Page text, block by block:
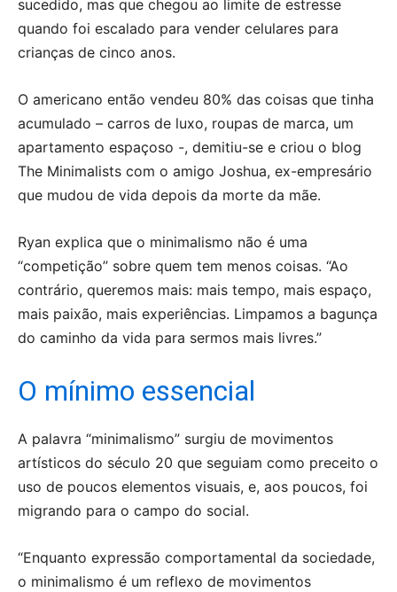
sucedido, mas que chegou ao limite de estresse
quando foi escalado para vender celulares para
crianças de cinco anos.
O americano então vendeu 80% das coisas que tinha
acumulado – carros de luxo, roupas de marca, um
apartamento espaçoso -, demitiu-se e criou o blog
The Minimalists com o amigo Joshua, ex-empresário
que mudou de vida depois da morte da mãe.
Ryan explica que o minimalismo não é uma
“competição” sobre quem tem menos coisas. “Ao
contrário, queremos mais: mais tempo, mais espaço,
mais paixão, mais experiências. Limpamos a bagunça
do caminho da vida para sermos mais livres.”
O mínimo essencial
A palavra “minimalismo” surgiu de movimentos
artísticos do século 20 que seguiam como preceito o
uso de poucos elementos visuais, e, aos poucos, foi
migrando para o campo do social.
“Enquanto expressão comportamental da sociedade,
o minimalismo é um reflexo de movimentos